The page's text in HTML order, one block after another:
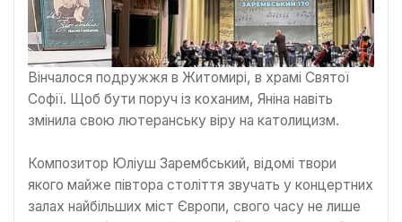
Вінчалося подружжя в Житомирі, в храмі Святої
Софії. Щоб бути поруч із коханим, Яніна навіть
змінила свою лютеранську віру на католицизм.
Композитор Юліуш Зарембський, відомі твори
якого майже півтора століття звучать у концертних
залах найбільших міст Європи, свого часу не лише